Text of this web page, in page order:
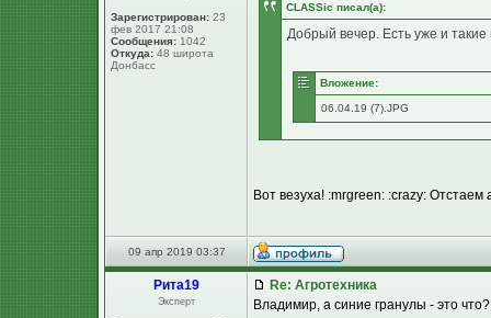
Зарегистрирован: 23
фев 2017 21:08
Сообщения: 1042
Откуда: 48 широта
Донбасс
CLASSic писал(а):
Добрый вечер. Есть уже и такие
Вложение:
06.04.19 (7).JPG
Вот везуха! :mrgreen: :crazy:
09 апр 2019 03:37
Рита19
Эксперт
Re: Агротехника
Владимир, а синие гранулы - это